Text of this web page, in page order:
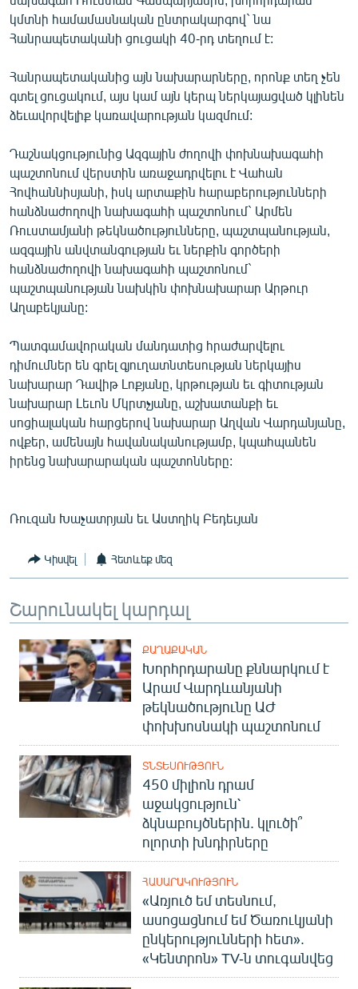
կմտնի համամասնական ընտրակարգով` նա
Հանրապետականի ցուցակի 40-րդ տեղում է:
Հանրապետականից այն նախարարները, որոնք տեղ չեն
գտել ցուցակում, այս կամ այն կերպ ներկայացված կլինեն
ձեւավորվելիք կառավարության կազմում:
Դաշնակցությունից Ազգային ժողովի փոխնախագահի
պաշտոնում վերստին առաջադրվելու է Վահան
Հովհաննիսյանի, իսկ արտաքին հարաբերությունների
հանձնաժողովի նախագահի պաշտոնում` Արմեն
Ռուստամյանի թեկնածությունները, պաշտպանության,
ազգային անվտանգության եւ ներքին գործերի
հանձնաժողովի նախագահի պաշտոնում`
պաշտպանության նախկին փոխնախարար Արթուր
Աղաբեկյանը:
Պատգամավորական մանդատից հրաժարվելու
դիմումներ են գրել գյուղատնտեսության ներկայիս
նախարար Դավիթ Լոքյանը, կրթության եւ գիտության
նախարար Լեւոն Մկրտչյանը, աշխատանքի եւ
սոցիալական հարցերով նախարար Աղվան Վարդանյանը,
ովքեր, ամենայն հավանականությամբ, կպահպանեն
իրենց նախարարական պաշտոնները:
Ռուզան Խաչատրյան եւ Աստղիկ Բեդեւյան
Կիսվել Հետևեք մեզ
Շարունակել կարդալ
ՔԱՂԱՔԱԿԱՆ
Խորհրդարանը քննարկում է
Արամ Վարդևանյանի
թեկնածությունը ԱԺ
փոխխոսնակի պաշտոնում
ՏՆՏԵՍՈՒԹՅՈՒՆ
450 միլիոն դրամ
աջակցություն՝
ձկնաբույծներին. կլուծի՞
ոլորտի խնդիրները
ՀԱՍԱՐԱԿՈՒԹՅՈՒՆ
«Առյուծ եմ տեսնում,
ասոցացնում եմ Ծառուկյանի
ընկերությունների հետ».
«Կենտրոն» TV-ն տուգանվեց